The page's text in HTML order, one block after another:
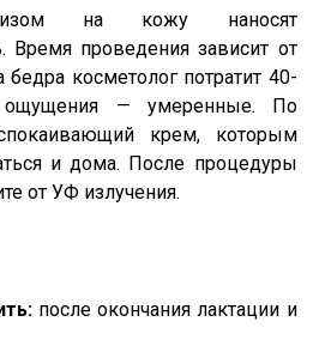
на кожу наносят
Время проведения зависит от
косметолог потратит 40-
— умеренные. По
крем, которым
и дома. После процедуры
от УФ излучения.
после окончания лактации и